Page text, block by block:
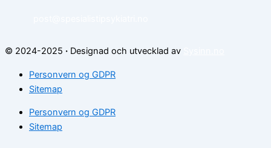
© 2024-2025 · Designad och utvecklad av
Personvern og GDPR
Sitemap
Personvern og GDPR
Sitemap